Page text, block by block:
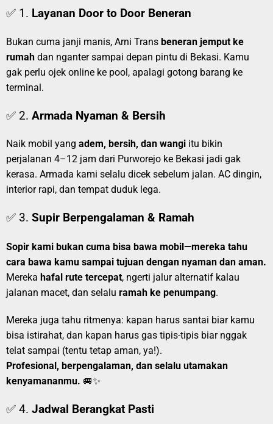
✅ 1. Layanan Door to Door Beneran
Bukan cuma janji manis, Arni Trans beneran jemput ke
rumah dan nganter sampai depan pintu di Bekasi. Kamu
gak perlu ojek online ke pool, apalagi gotong barang ke
terminal.
✅ 2. Armada Nyaman & Bersih
Naik mobil yang adem, bersih, dan wangi itu bikin
perjalanan 4–12 jam dari Purworejo ke Bekasi jadi gak
kerasa. Armada kami selalu dicek sebelum jalan. AC dingin,
interior rapi, dan tempat duduk lega.
✅ 3. Supir Berpengalaman & Ramah
Sopir kami bukan cuma bisa bawa mobil—mereka tahu
cara bawa kamu sampai tujuan dengan nyaman dan aman.
Mereka hafal rute tercepat, ngerti jalur alternatif kalau
jalanan macet, dan selalu ramah ke penumpang.
Mereka juga tahu ritmenya: kapan harus santai biar kamu
bisa istirahat, dan kapan harus gas tipis-tipis biar nggak
telat sampai (tentu tetap aman, ya!).
Profesional, berpengalaman, dan selalu utamakan
kenyamananmu. 🚐✨
✅ 4. Jadwal Berangkat Pasti